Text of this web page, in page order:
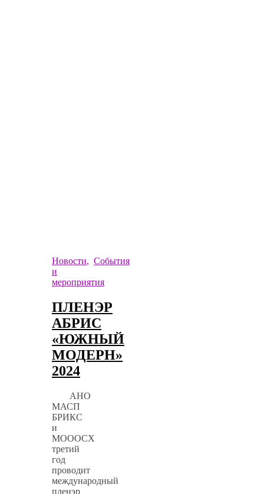
Новости, События
и
мероприятия
ПЛЕНЭР
АБРИС
«ЮЖНЫЙ
МОДЕРН»
2024
АНО
МАСП
БРИКС
и
МОООСХ
третий
год
проводит
международный
пленэр